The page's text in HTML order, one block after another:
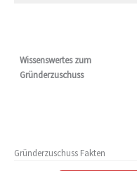
Wissenswertes zum
Gründerzuschuss
Gründerzuschuss Fakten